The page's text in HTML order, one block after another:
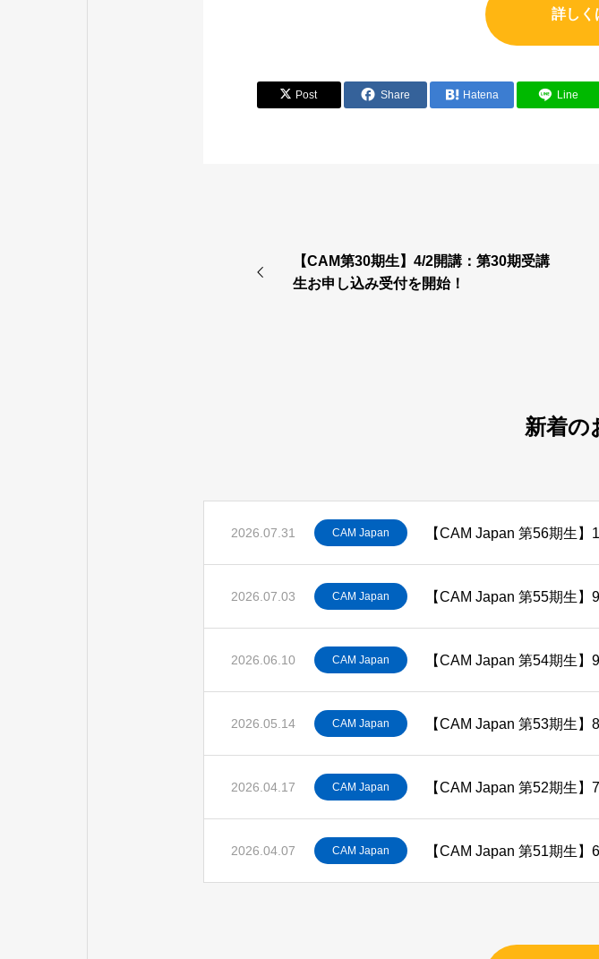
詳しく
Post Share Hatena Line
【CAM第30期生】4/2開講：第30期受講
生お申し込み受付を開始！
新着の
2026.07.31 CAM Japan 【CAM Japan 第56期生
2026.07.03 CAM Japan 【CAM Japan 第55期生
2026.06.10 CAM Japan 【CAM Japan 第54期生
2026.05.14 CAM Japan 【CAM Japan 第53期生
2026.04.17 CAM Japan 【CAM Japan 第52期生
2026.04.07 CAM Japan 【CAM Japan 第51期生